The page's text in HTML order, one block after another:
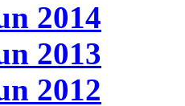
2014
2013
2012